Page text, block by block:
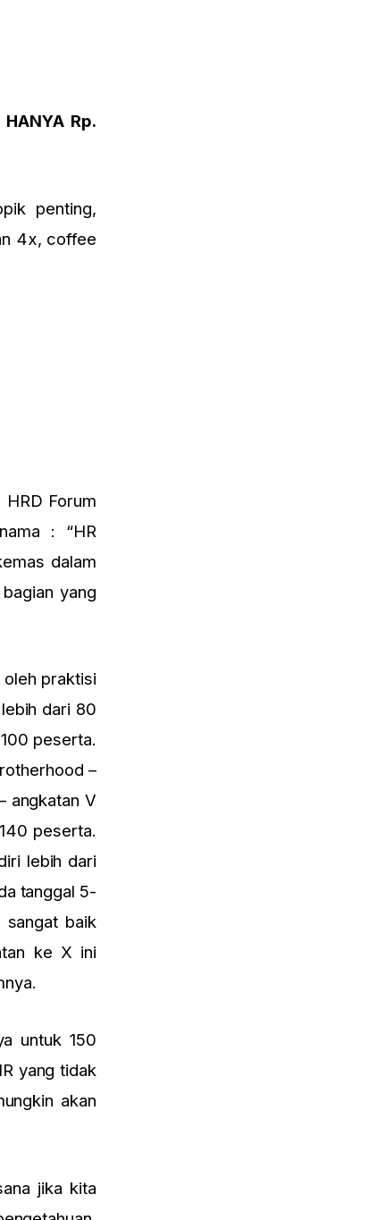
HANYA Rp.
penting,
4x, coffee
Forum
: “HR
dalam
yang
oleh praktisi
dari 80
peserta.
–
angkatan V
peserta.
lebih dari
tanggal 5-
sangat baik
ke X ini
untuk 150
yang tidak
akan
jika kita